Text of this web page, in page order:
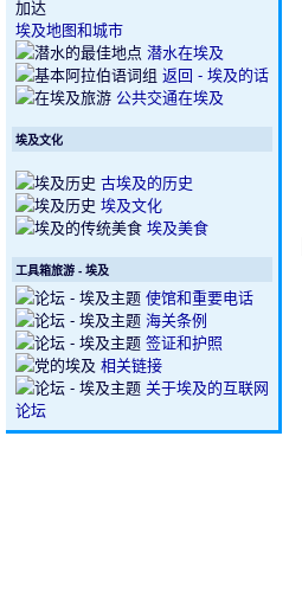
埃及地图和城市
潜水在埃及
返回 - 埃及的话
公共交通在埃及
埃及文化
古埃及的历史
埃及文化
埃及美食
工具箱旅游 - 埃及
使馆和重要电话
海关条例
签证和护照
相关链接
关于埃及的互联网
论坛